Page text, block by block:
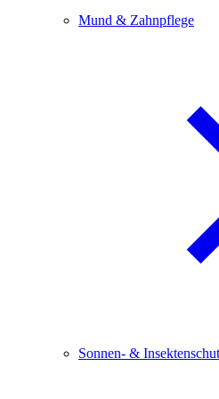
Mund & Zahnpflege
Sonnen- &